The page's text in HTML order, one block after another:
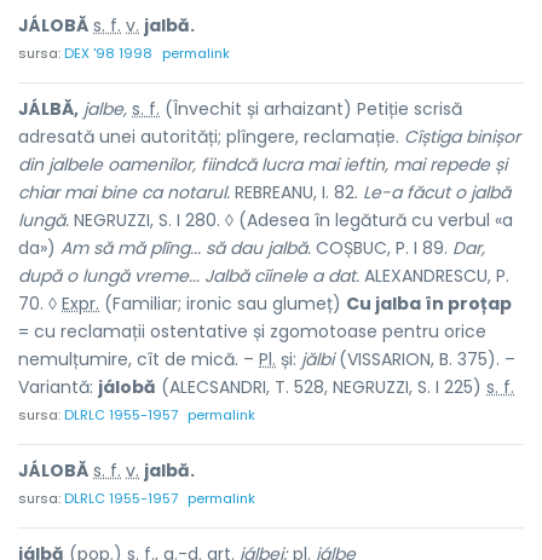
JÁLOBĂ s. f. v. jalbă.
sursa:DEX '98 1998 permalink
JÁLBĂ, jalbe, s. f. (Învechit și arhaizant) Petiție scrisă
adresată unei autorități; plîngere, reclamație. Cîștiga binișor
din jalbele oamenilor, fiindcă lucra mai ieftin, mai repede și
chiar mai bine ca notarul. REBREANU, I. 82. Le-a făcut o jalbă
lungă. NEGRUZZI, S. I 280. ◊ (Adesea în legătură cu verbul «a
da») Am să mă plîng... să dau jalbă. COȘBUC, P. I 89. Dar,
după o lungă vreme... Jalbă cîinele a dat. ALEXANDRESCU, P.
70. ◊ Expr. (Familiar; ironic sau glumeț) Cu jalba în proțap
= cu reclamații ostentative și zgomotoase pentru orice
nemulțumire, cît de mică. – Pl. și: jălbi(VISSARION, B. 375). –
Variantă: jálobă (ALECSANDRI, T. 528, NEGRUZZI, S. I 225) s. f.
sursa:DLRLC 1955-1957 permalink
JÁLOBĂ s. f. v. jalbă.
sursa:DLRLC 1955-1957 permalink
jálbă (pop.) s. f., g.-d. art. jálbei; pl. jálbe